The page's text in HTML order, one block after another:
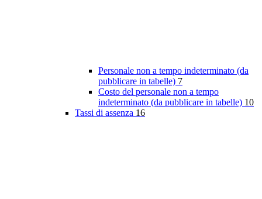
Personale non a tempo indeterminato (da
pubblicare in tabelle) 7
Costo del personale non a tempo
indeterminato (da pubblicare in tabelle) 10
Tassi di assenza 16